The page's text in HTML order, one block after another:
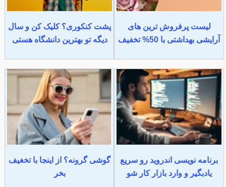
لیست پرفروش ترین های
آرایشی بهداشتی با 50% تخفیف
پشت کنکوری؟ کلیک کن و سال
دیگه تو بهترین دانشگاه هستی
برنامه نویسی اندروید رو سریع
یادبگیر و وارد بازار کار شو
گوشی گرونه؟ از اینجا با تخغیف
بخر